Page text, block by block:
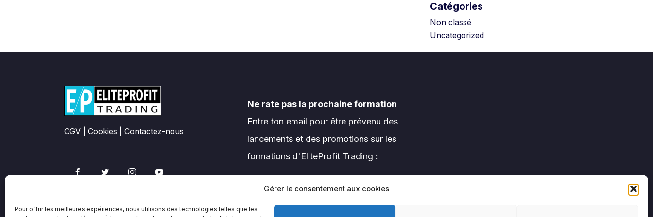
Gérer le consentement aux cookies
Pour offrir les meilleures expériences, nous utilisons des technologies telles que les
Catégories
Non classé
Uncategorized
CGV Cookies Contactez-nous
Ne rate pas la prochaine formation
Entre ton email pour être prévenu des
lancements et des promotions sur les
formations d'EliteProfit Trading :